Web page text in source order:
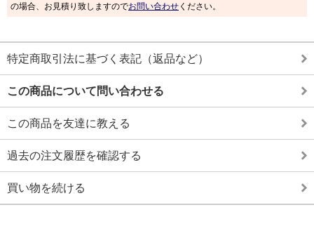
の場合、お見積り致しますのでお問い合わせ ください。
特定商取引法に基づく表記（返品など）
この商品について問い合わせる
この商品を友達に教える
過去の注文履歴を確認する
買い物を続ける